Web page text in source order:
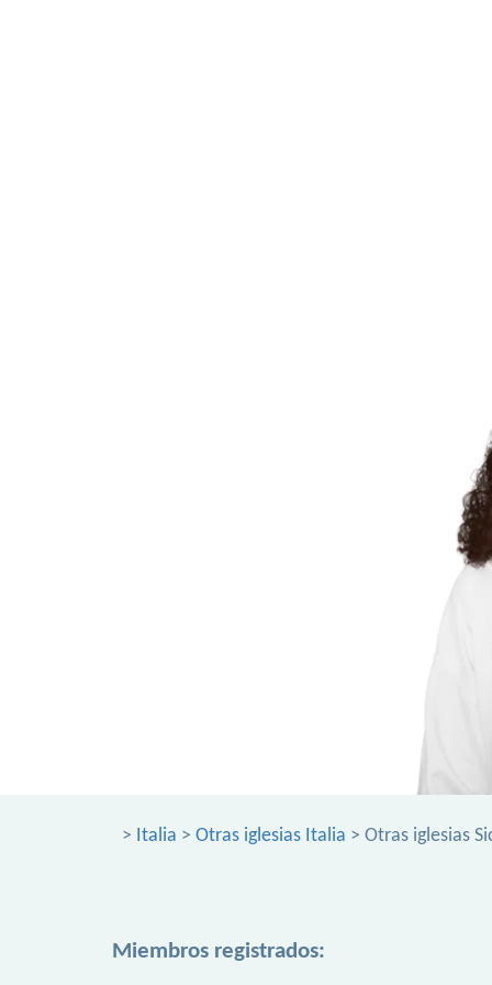
> Italia > Otras iglesias Italia > Otras iglesias
Miembros registrados: